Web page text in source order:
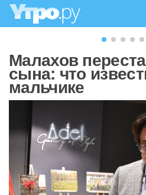
Малахов
сына: что
мальчике